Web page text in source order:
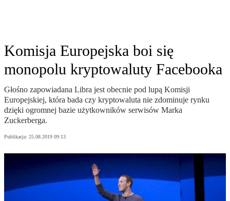
Komisja Europejska boi się
monopolu kryptowaluty Facebooka
Głośno zapowiadana Libra jest obecnie pod lupą Komisji
Europejskiej, która bada czy kryptowaluta nie zdominuje rynku
dzięki ogromnej bazie użytkowników serwisów Marka
Zuckerberga.
Publikacja: 25.08.2019 09:13